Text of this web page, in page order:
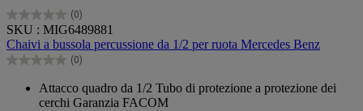
(0)
0.0
su
5
stelle.
SKU : MIG6489881
Chaivi a bussola percussione da 1/2 per ruota Mercedes Benz
(0)
0.0
Attacco quadro da 1/2 Tubo di protezione a protezione dei
cerchi Garanzia FACOM